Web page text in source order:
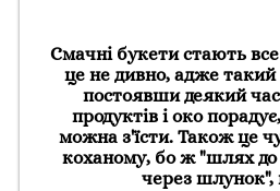
Смачні букети стають
це не дивно, адже такий
постоявши деякий час
продуктів і око
можна з'їсти. Також це
коханому, бо ж "шлях до
через шлунок",